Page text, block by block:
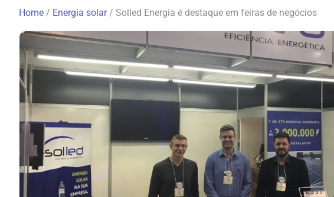
Home / Energia solar/ Solled Energia é destaque em feiras de negócios